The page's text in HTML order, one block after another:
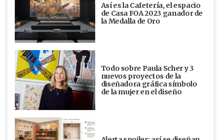
Así es la Cafetería, el espacio
de Casa FOA 2023 ganador de
la Medalla de Oro
Todo sobre Paula Scher y 3
nuevos proyectos de la
diseñadora gráfica símbolo
de la mujer en el diseño